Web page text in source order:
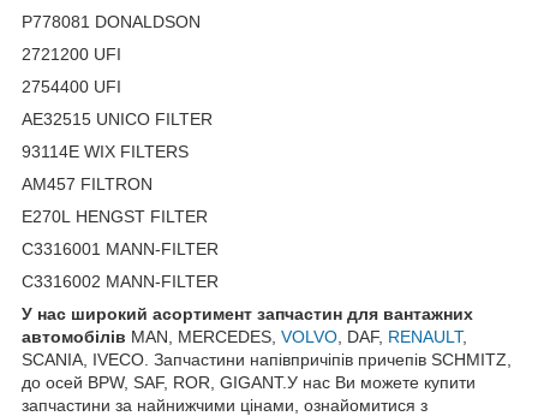
P778081 DONALDSON
2721200 UFI
2754400 UFI
AE32515 UNICO FILTER
93114E WIX FILTERS
AM457 FILTRON
E270L HENGST FILTER
C3316001 MANN-FILTER
C3316002 MANN-FILTER
У нас широкий асортимент запчастин для вантажних
автомобілів MAN, MERCEDES, VOLVO , DAF, RENAULT,
SCANIA, IVECO. Запчастини напівпричіпів причепів SCHMITZ,
до осей BPW, SAF, ROR, GIGANT.У нас Ви можете купити
запчастини за найнижчими цінами, ознайомитися з